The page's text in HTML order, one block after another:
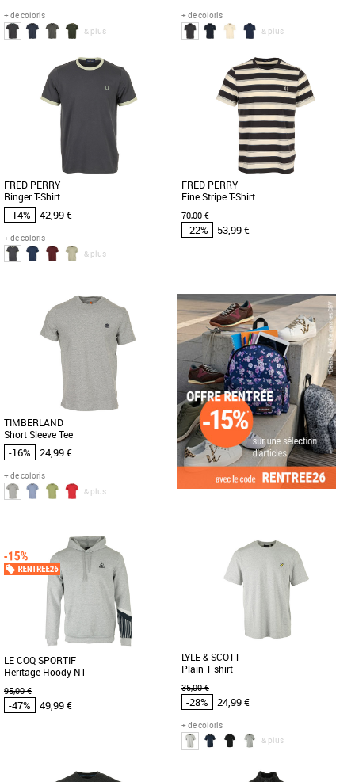
+ de coloris
& plus
Vêtements pas cher et Promos
Vêtements
Le Fred Perry Twin Tipped T-Shirt est un
incontournable de la marque, conçu
pour les hommes adultes [...]
+ de coloris
& plus
Vêtements pas cher et Promos
Vêtements
Le polo Fred Perry The Fred Perry Shirt
est un essentiel incontournable de la
garde-robe masculine pour [...]
FRED PERRY
Ringer T-Shirt
-14% 42,99 €
+ de coloris
& plus
Vêtements pas cher et Promos
Vêtements
Le Fred Perry Ringer T-Shirt est un
incontournable de la mode masculine,
alliant confort et style intemporel. [...]
FRED PERRY
Fine Stripe T-Shirt
70,00 €
-22% 53,99 €
M
Vêtements pas cher et Promos
Vêtements
Le T-shirt Fine Stripe de Fred Perry est
un essentiel incontournable pour la
saison printemps-été 2026. [...]
TIMBERLAND
Short Sleeve Tee
-16% 24,99 €
+ de coloris
& plus
Vêtements pas cher et Promos
Vêtements
Le T-shirt Timberland Short Sleeve Tee
est l'essentiel parfait pour compléter
votre garde-robe printanière [...]
LE COQ SPORTIF
Heritage Hoody N1
95,00 €
-47% 49,99 €
LYLE & SCOTT
Plain T shirt
35,00 €
-28% 24,99 €
+ de coloris
& plus